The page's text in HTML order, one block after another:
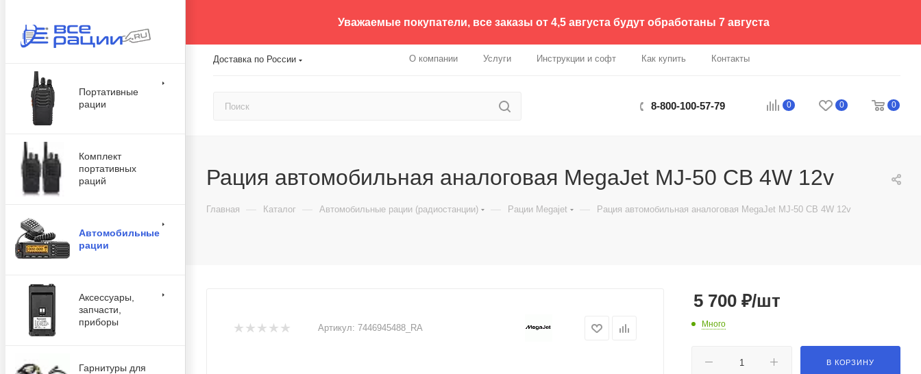
Уважаемые покупатели, все заказы от 4,5 августа будут обработаны 7 августа
Доставка по России О компании Услуги Инструкции и софт Как купить Контакты
0 0 0
8-800-100-57-79
Портативные
рации
Комплект
портативных
раций
Автомобильные
рации
Аксессуары,
запчасти,
приборы
Гарнитуры для
Рация автомобильная аналоговая MegaJet MJ-50 CB 4W 12v
Главная — Каталог — Автомобильные рации (радиостанции) — Рации Megajet — Рация автомобильная аналоговая MegaJet MJ-50 CB 4W 12v
Артикул: 7446945488_RA
5 700 ₽/шт
Много
В КОРЗИНУ